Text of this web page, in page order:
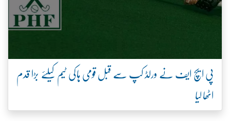
پی ایچ ایف نے ورلڈ کپ سے قبل قومی ہاکی ٹیم کیلئے بڑا قدم
اٹھا لیا